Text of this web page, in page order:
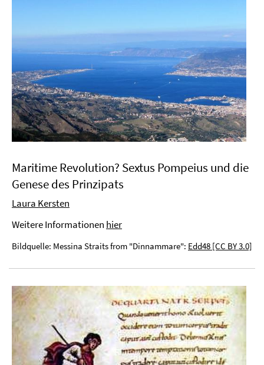
Maritime Revolution? Sextus Pompeius und die
Genese des Prinzipats
Laura Kersten
Weitere Informationen hier
Bildquelle: Messina Straits from "Dinnammare": Edd48 [CC BY 3.0]